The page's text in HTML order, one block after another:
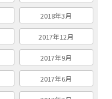
2018年3月
2017年12月
2017年9月
2017年6月